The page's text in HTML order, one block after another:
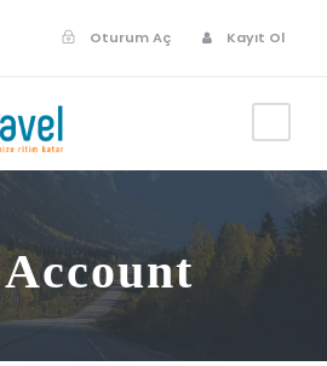
Oturum Aç Kayıt Ol